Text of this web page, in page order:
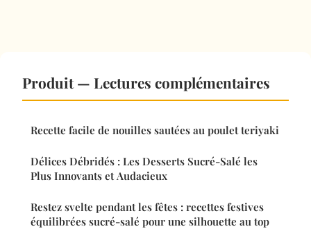
Produit — Lectures complémentaires
Recette facile de nouilles sautées au poulet teriyaki
Délices Débridés : Les Desserts Sucré-Salé les
Plus Innovants et Audacieux
Restez svelte pendant les fêtes : recettes festives
équilibrées sucré-salé pour une silhouette au top